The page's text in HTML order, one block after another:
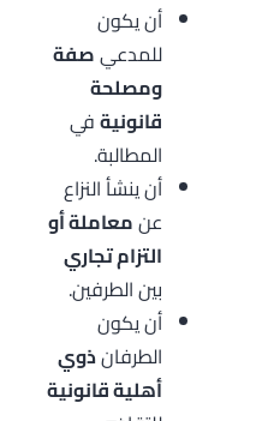
أن يكون
للمدعيصفة
ومصلحة
قانونيةفي
المطالبة.
أن ينشأ النزاع
عنمعاملة أو
التزام تجاري
بين الطرفين.
أن يكون
الطرفانذوي
أهلية قانونية